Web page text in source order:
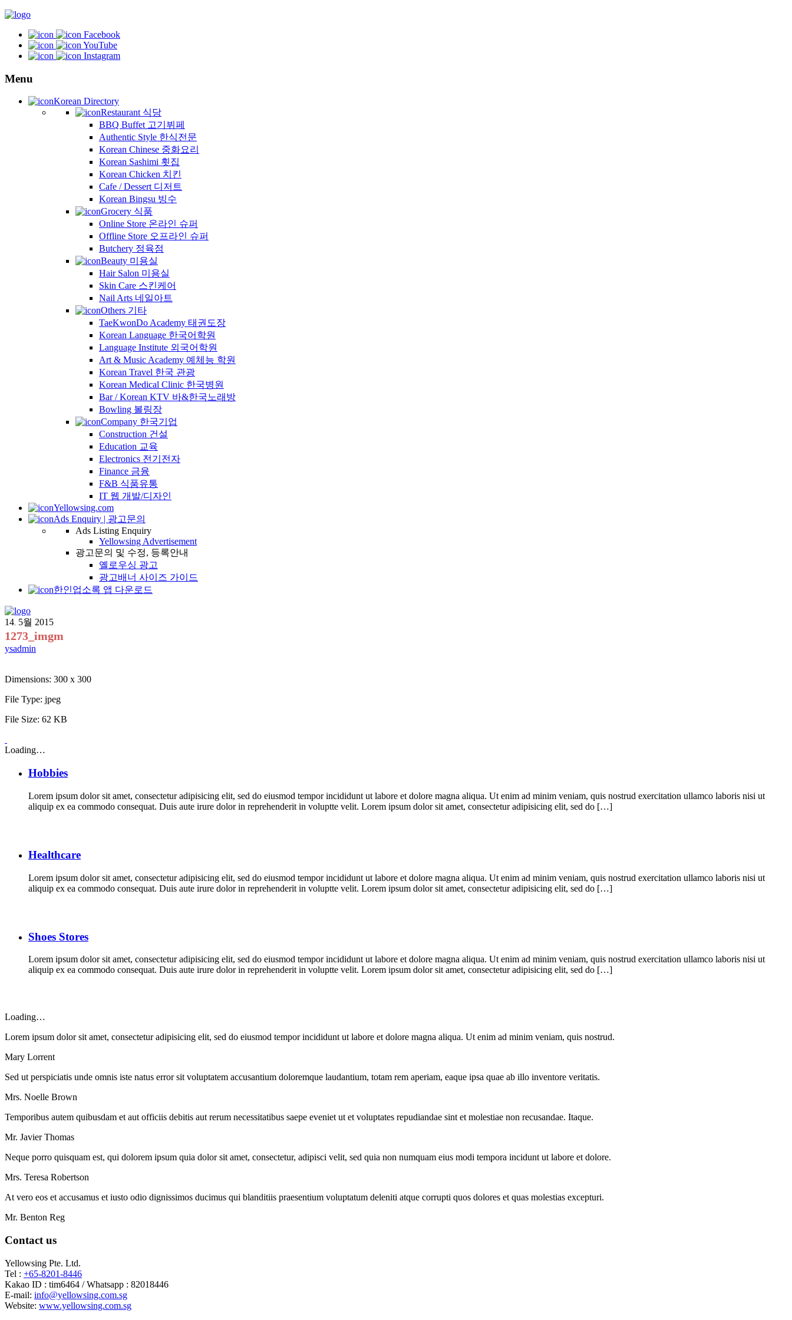
Facebook
YouTube
Instagram
Menu
Korean Directory
Restaurant 식당
BBQ Buffet 고기뷔페
Authentic Style 한식전문
Korean Chinese 중화요리
Korean Sashimi 횟집
Korean Chicken 치킨
Cafe / Dessert 디저트
Korean Bingsu 빙수
Grocery 식품
Online Store 온라인 슈퍼
Offline Store 오프라인 슈퍼
Butchery 정육점
Beauty 미용실
Hair Salon 미용실
Skin Care 스킨케어
Nail Arts 네일아트
Others 기타
TaeKwonDo Academy 태권도장
Korean Language 한국어학원
Language Institute 외국어학원
Art & Music Academy 예체능 학원
Korean Travel 한국 관광
Korean Medical Clinic 한국병원
Bar / Korean KTV 바&한국노래방
Bowling 볼링장
Company 한국기업
Construction 건설
Education 교육
Electronics 전기전자
Finance 금융
F&B 식품유통
IT 웹 개발/디자인
Yellowsing.com
Ads Enquiry | 광고문의
Ads Listing Enquiry
Yellowsing Advertisement
광고문의 및 수정, 등록안내
옐로우싱 광고
광고배너 사이즈 가이드
한인업소록 앱 다운로드
14. 5월 2015
1273_imgm
ysadmin
Dimensions: 300 x 300
File Type: jpeg
File Size: 62 KB
Loading…
Hobbies
Lorem ipsum dolor sit amet, consectetur adipisicing elit, sed do eiusmod tempor incididunt ut labore et dolore magna aliqua. Ut enim ad minim veniam, quis nostrud exercitation ullamco laboris nisi ut
aliquip ex ea commodo consequat. Duis aute irure dolor in reprehenderit in voluptte velit. Lorem ipsum dolor sit amet, consectetur adipisicing elit, sed do […]
Healthcare
Lorem ipsum dolor sit amet, consectetur adipisicing elit, sed do eiusmod tempor incididunt ut labore et dolore magna aliqua. Ut enim ad minim veniam, quis nostrud exercitation ullamco laboris nisi ut
aliquip ex ea commodo consequat. Duis aute irure dolor in reprehenderit in voluptte velit. Lorem ipsum dolor sit amet, consectetur adipisicing elit, sed do […]
Shoes Stores
Lorem ipsum dolor sit amet, consectetur adipisicing elit, sed do eiusmod tempor incididunt ut labore et dolore magna aliqua. Ut enim ad minim veniam, quis nostrud exercitation ullamco laboris nisi ut
aliquip ex ea commodo consequat. Duis aute irure dolor in reprehenderit in voluptte velit. Lorem ipsum dolor sit amet, consectetur adipisicing elit, sed do […]
Loading…
Lorem ipsum dolor sit amet, consectetur adipisicing elit, sed do eiusmod tempor incididunt ut labore et dolore magna aliqua. Ut enim ad minim veniam, quis nostrud.
Mary Lorrent
Sed ut perspiciatis unde omnis iste natus error sit voluptatem accusantium doloremque laudantium, totam rem aperiam, eaque ipsa quae ab illo inventore veritatis.
Mrs. Noelle Brown
Temporibus autem quibusdam et aut officiis debitis aut rerum necessitatibus saepe eveniet ut et voluptates repudiandae sint et molestiae non recusandae. Itaque.
Mr. Javier Thomas
Neque porro quisquam est, qui dolorem ipsum quia dolor sit amet, consectetur, adipisci velit, sed quia non numquam eius modi tempora incidunt ut labore et dolore.
Mrs. Teresa Robertson
At vero eos et accusamus et iusto odio dignissimos ducimus qui blanditiis praesentium voluptatum deleniti atque corrupti quos dolores et quas molestias excepturi.
Mr. Benton Reg
Contact us
Yellowsing Pte. Ltd.
Tel : +65-8201-8446
Kakao ID : tim6464 / Whatsapp : 82018446
E-mail: info@yellowsing.com.sg
Website: www.yellowsing.com.sg